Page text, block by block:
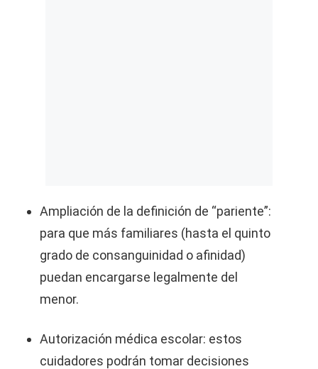
Ampliación de la definición de “pariente”:
para que más familiares (hasta el quinto
grado de consanguinidad o afinidad)
puedan encargarse legalmente del
menor.
Autorización médica escolar: estos
cuidadores podrán tomar decisiones